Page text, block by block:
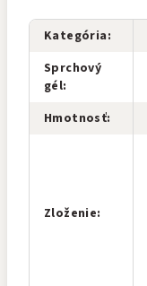
Kategória:
Sprchový
gél:
Hmotnosť:
Zloženie: